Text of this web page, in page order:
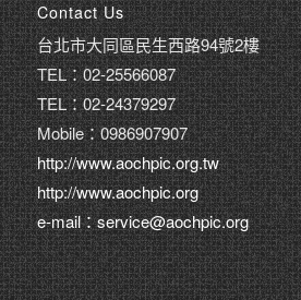
Contact Us
台北市大同區民生西路94號2樓
TEL：02-25566087
TEL：02-24379297
Mobile：0986907907
http://www.aochpic.org.tw
http://www.aochpic.org
e-mail：service@aochpic.org